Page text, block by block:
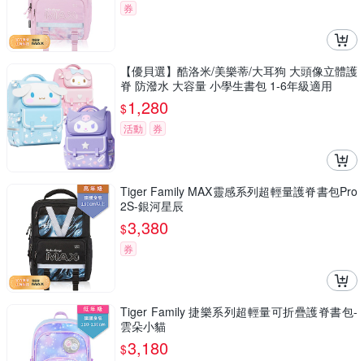
券
【優貝選】酷洛米/美樂蒂/大耳狗 大頭像立體護
脊 防潑水 大容量 小學生書包 1-6年級適用
$1,280
活動 券
Tiger Family MAX靈感系列超輕量護脊書包Pro
2S-銀河星辰
$3,380
券
Tiger Family 捷樂系列超輕量可折疊護脊書包-
雲朵小貓
$3,180